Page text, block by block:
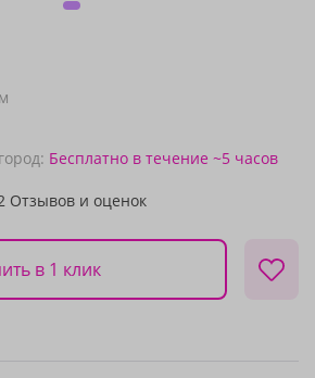
Бесплатно в течение ~5 часов
Отзывов и оценок
в 1 клик